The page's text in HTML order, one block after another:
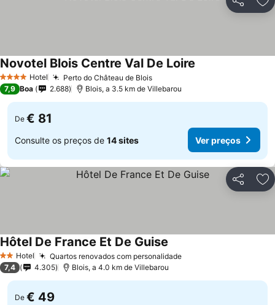
Partilhar
4 EstrelasHotel Perto do Château de BloisVer preços
Novotel Blois Centre Val De Loire
7,9 Boa 2.688 Blois, a 3.5 km de Villebarou
De € 81
Consulte os preços de 14 sites Ver preços
Partilhar
2 Estrelas
Hotel Quartos renovados com personalidadeVer preços
Hôtel De France Et De Guise
7,4 4.305 Blois, a 4.0 km de Villebarou
De € 49